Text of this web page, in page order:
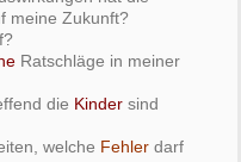
meine Zukunft?
Ratschläge in meiner
die Kinder sind
welche Fehler darf